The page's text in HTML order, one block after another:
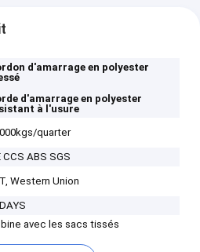
d'amarrage en polyester
d'amarrage en polyester
à l'usure
quarter
CCS ABS SGS
Western Union
avec les sacs tissés